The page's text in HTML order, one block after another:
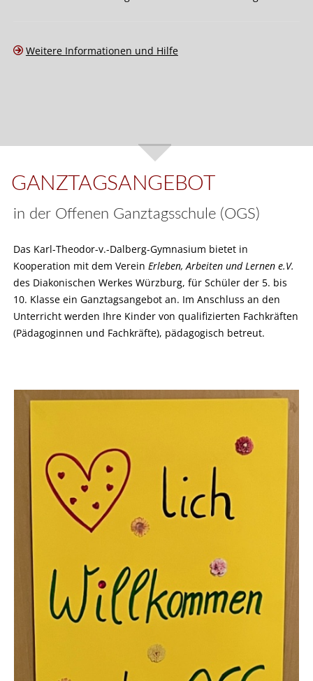
Weitere Informationen und Hilfe
GANZTAGSANGEBOT
in der Offenen Ganztagsschule (OGS)
Das Karl-Theodor-v.-Dalberg-Gymnasium bietet in
Kooperation mit dem Verein Erleben, Arbeiten und Lernen e.V.
des Diakonischen Werkes Würzburg, für Schüler der 5. bis
10. Klasse ein Ganztagsangebot an. Im Anschluss an den
Unterricht werden Ihre Kinder von qualifizierten Fachkräften
(Pädagoginnen und Fachkräfte), pädagogisch betreut.